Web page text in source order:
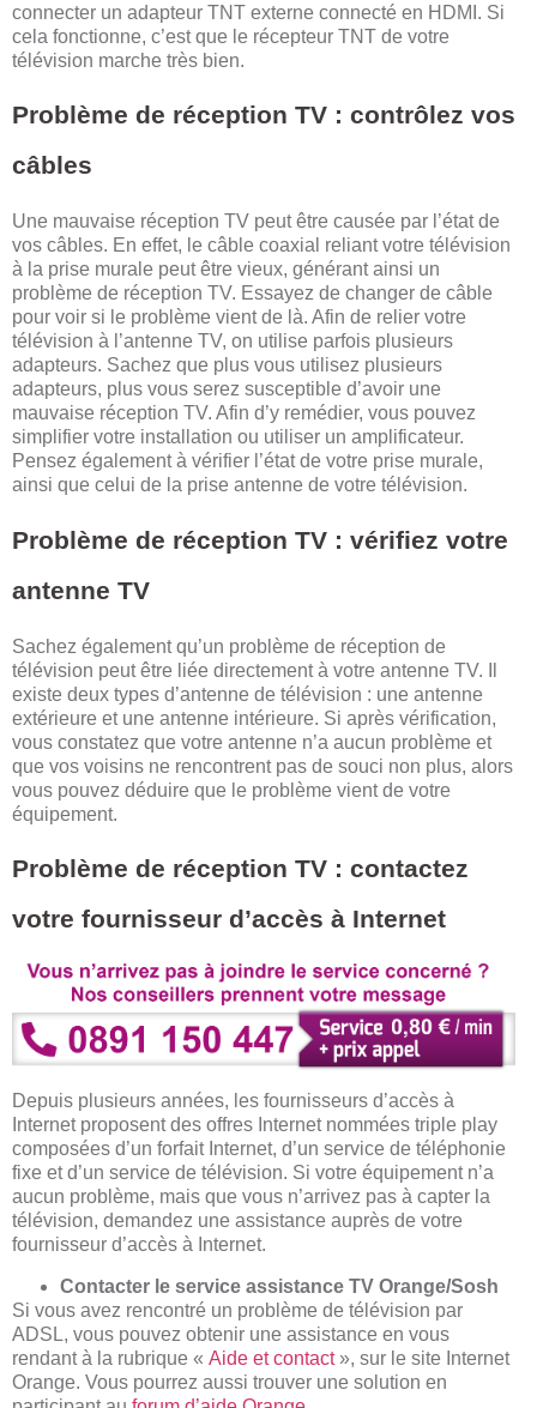
connecter un adapteur TNT externe connecté en HDMI. Si
cela fonctionne, c’est que le récepteur TNT de votre
télévision marche très bien.
Problème de réception TV : contrôlez vos
câbles
Une mauvaise réception TV peut être causée par l’état de
vos câbles. En effet, le câble coaxial reliant votre télévision
à la prise murale peut être vieux, générant ainsi un
problème de réception TV. Essayez de changer de câble
pour voir si le problème vient de là. Afin de relier votre
télévision à l’antenne TV, on utilise parfois plusieurs
adapteurs. Sachez que plus vous utilisez plusieurs
adapteurs, plus vous serez susceptible d’avoir une
mauvaise réception TV. Afin d’y remédier, vous pouvez
simplifier votre installation ou utiliser un amplificateur.
Pensez également à vérifier l’état de votre prise murale,
ainsi que celui de la prise antenne de votre télévision.
Problème de réception TV : vérifiez votre
antenne TV
Sachez également qu’un problème de réception de
télévision peut être liée directement à votre antenne TV. Il
existe deux types d’antenne de télévision : une antenne
extérieure et une antenne intérieure. Si après vérification,
vous constatez que votre antenne n’a aucun problème et
que vos voisins ne rencontrent pas de souci non plus, alors
vous pouvez déduire que le problème vient de votre
équipement.
Problème de réception TV : contactez
votre fournisseur d’accès à Internet
Depuis plusieurs années, les fournisseurs d’accès à
Internet proposent des offres Internet nommées triple play
composées d’un forfait Internet, d’un service de téléphonie
fixe et d’un service de télévision. Si votre équipement n’a
aucun problème, mais que vous n’arrivez pas à capter la
télévision, demandez une assistance auprès de votre
fournisseur d’accès à Internet.
Contacter le service assistance TV Orange/Sosh
Si vous avez rencontré un problème de télévision par
ADSL, vous pouvez obtenir une assistance en vous
rendant à la rubrique « Aide et contact », sur le site Internet
Orange. Vous pourrez aussi trouver une solution en